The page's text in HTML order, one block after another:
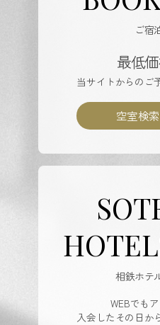
ご宿
最低
当サイトからのご
空室検索
相鉄ホテ
WEBでも
入会したその日か